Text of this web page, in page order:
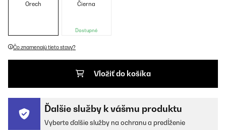
Orech Čierna
Dostupné
Čo znamenajú tieto stavy?
Vložiť do košíka
Ďalšie služby k vášmu produktu
Vyberte ďalšie služby na ochranu a predĺženie